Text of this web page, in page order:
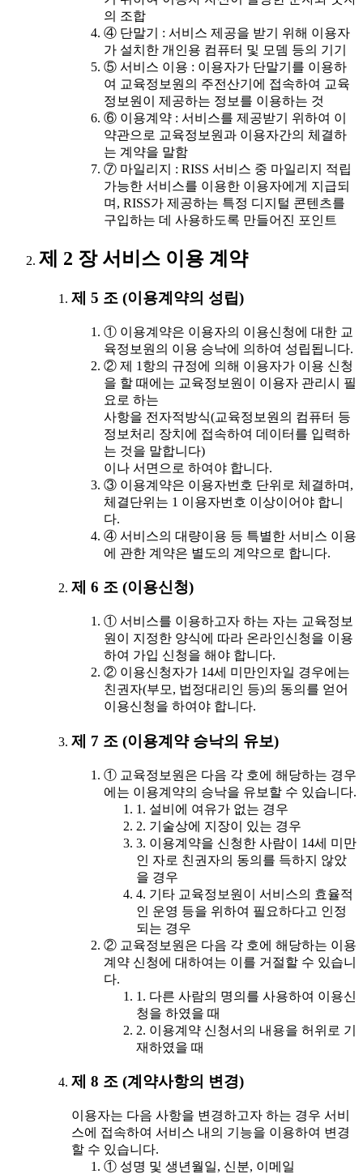
의 조합
④ 단말기 : 서비스 제공을 받기 위해 이용자
가 설치한 개인용 컴퓨터 및 모뎀 등의 기기
⑤ 서비스 이용 : 이용자가 단말기를 이용하
여 교육정보원의 주전산기에 접속하여 교육
정보원이 제공하는 정보를 이용하는 것
⑥ 이용계약 : 서비스를 제공받기 위하여 이
약관으로 교육정보원과 이용자간의 체결하
는 계약을 말함
⑦ 마일리지 : RISS 서비스 중 마일리지 적립
가능한 서비스를 이용한 이용자에게 지급되
며, RISS가 제공하는 특정 디지털 콘텐츠를
구입하는 데 사용하도록 만들어진 포인트
제 2 장 서비스 이용 계약
제 5 조 (이용계약의 성립)
① 이용계약은 이용자의 이용신청에 대한 교
육정보원의 이용 승낙에 의하여 성립됩니다.
② 제 1항의 규정에 의해 이용자가 이용 신청
을 할 때에는 교육정보원이 이용자 관리시 필
요로 하는
사항을 전자적방식(교육정보원의 컴퓨터 등
정보처리 장치에 접속하여 데이터를 입력하
는 것을 말합니다)
이나 서면으로 하여야 합니다.
③ 이용계약은 이용자번호 단위로 체결하며,
체결단위는 1 이용자번호 이상이어야 합니
다.
④ 서비스의 대량이용 등 특별한 서비스 이용
에 관한 계약은 별도의 계약으로 합니다.
제 6 조 (이용신청)
① 서비스를 이용하고자 하는 자는 교육정보
원이 지정한 양식에 따라 온라인신청을 이용
하여 가입 신청을 해야 합니다.
② 이용신청자가 14세 미만인자일 경우에는
친권자(부모, 법정대리인 등)의 동의를 얻어
이용신청을 하여야 합니다.
제 7 조 (이용계약 승낙의 유보)
① 교육정보원은 다음 각 호에 해당하는 경우
에는 이용계약의 승낙을 유보할 수 있습니다.
1. 설비에 여유가 없는 경우
2. 기술상에 지장이 있는 경우
3. 이용계약을 신청한 사람이 14세 미만
인 자로 친권자의 동의를 득하지 않았
을 경우
4. 기타 교육정보원이 서비스의 효율적
인 운영 등을 위하여 필요하다고 인정
되는 경우
② 교육정보원은 다음 각 호에 해당하는 이용
계약 신청에 대하여는 이를 거절할 수 있습니
다.
1. 다른 사람의 명의를 사용하여 이용신
청을 하였을 때
2. 이용계약 신청서의 내용을 허위로 기
재하였을 때
제 8 조 (계약사항의 변경)
이용자는 다음 사항을 변경하고자 하는 경우 서비
스에 접속하여 서비스 내의 기능을 이용하여 변경
할 수 있습니다.
① 성명 및 생년월일, 신분, 이메일